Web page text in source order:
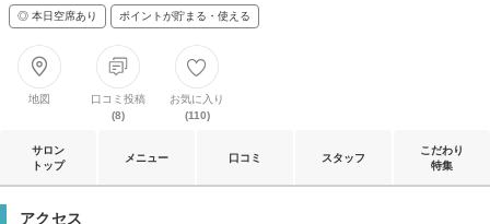
◎ 本日空席あり ポイントが貯まる・使える
地図
口コミ投稿
(8)
お気に入り
(110)
サロン
トップ
メニュー 口コミ スタッフ
こだわり
特集
アクセス